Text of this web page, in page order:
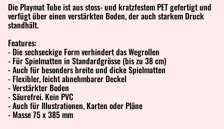
Die Playmat Tube ist aus stoss- und kratzfestem PET gefertigt und
verfügt über einen verstärkten Boden, der auch starkem Druck
standhält.
Features:
- Die sechseckige Form verhindert das Wegrollen
- Für Spielmatten in Standardgrösse (bis zu 38 cm)
- Auch für besonders breite und dicke Spielmatten
- Flexibler, leicht abnehmbarer Deckel
- Verstärkter Boden
- Säurefrei. Kein PVC
- Auch für Illustrationen, Karten oder Pläne
- Masse 75 x 385 mm